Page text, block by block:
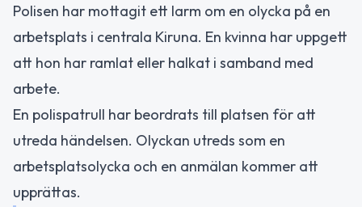
Polisen har mottagit ett larm om en olycka på en
arbetsplats i centrala Kiruna. En kvinna har uppgett
att hon har ramlat eller halkat i samband med
arbete.
En polispatrull har beordrats till platsen för att
utreda händelsen. Olyckan utreds som en
arbetsplatsolycka och en anmälan kommer att
upprättas.